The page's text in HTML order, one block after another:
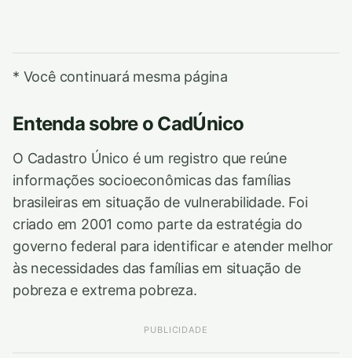
* Você continuará mesma página
Entenda sobre o CadÚnico
O Cadastro Único é um registro que reúne
informações socioeconômicas das famílias
brasileiras em situação de vulnerabilidade. Foi
criado em 2001 como parte da estratégia do
governo federal para identificar e atender melhor
às necessidades das famílias em situação de
pobreza e extrema pobreza.
PUBLICIDADE